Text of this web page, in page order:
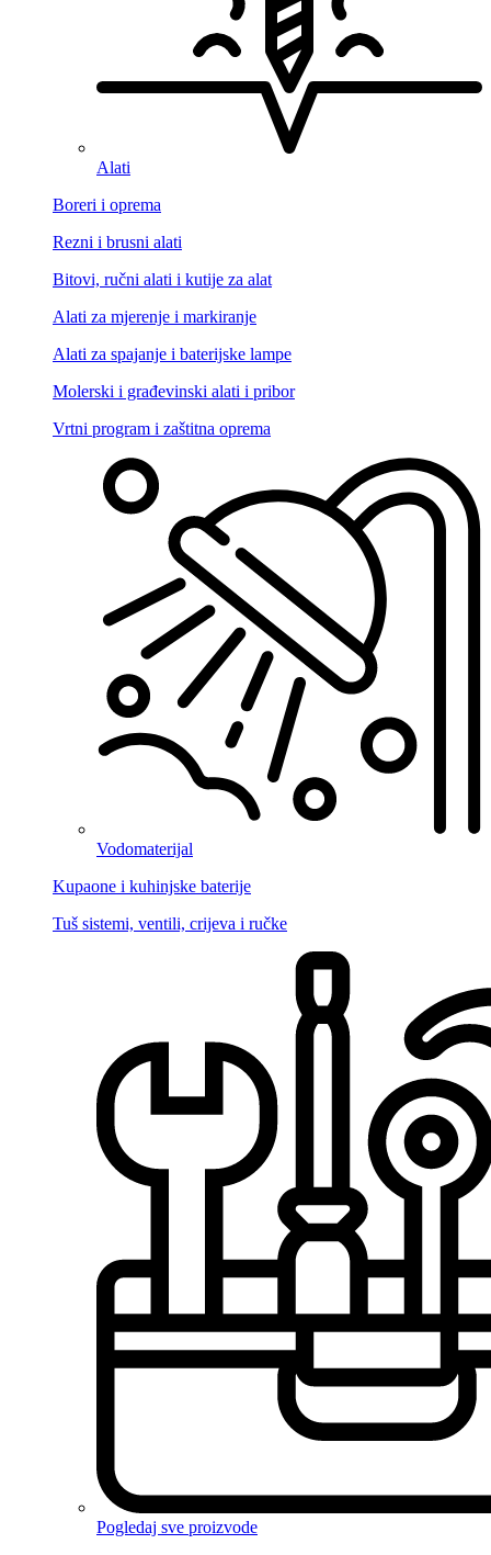
Alati
Boreri i oprema
Rezni i brusni alati
Bitovi, ručni alati i kutije za alat
Alati za mjerenje i markiranje
Alati za spajanje i baterijske lampe
Molerski i građevinski alati i pribor
Vrtni program i zaštitna oprema
Vodomaterijal
Kupaone i kuhinjske baterije
Tuš sistemi, ventili, crijeva i ručke
Pogledaj sve proizvode